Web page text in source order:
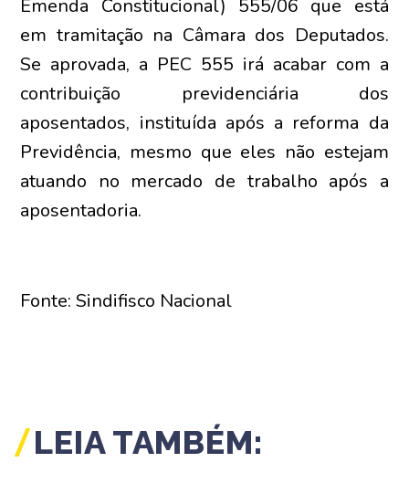
Emenda Constitucional) 555/06 que está
em tramitação na Câmara dos Deputados.
Se aprovada, a PEC 555 irá acabar com a
contribuição previdenciária dos
aposentados, instituída após a reforma da
Previdência, mesmo que eles não estejam
atuando no mercado de trabalho após a
aposentadoria.
Fonte: Sindifisco Nacional
LEIA TAMBÉM: